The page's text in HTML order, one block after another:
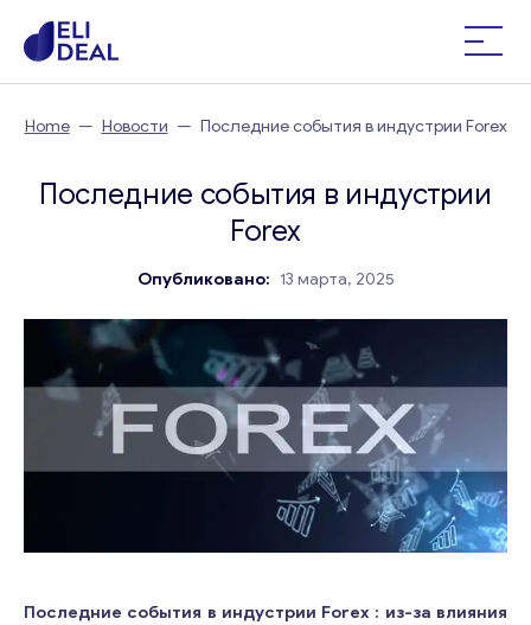
Home — Новости — Последние события в индустрии Forex
Последние события в индустрии
Forex
Опубликовано: 13 марта, 2025
Последние события в индустрии Forex : из-за влияния